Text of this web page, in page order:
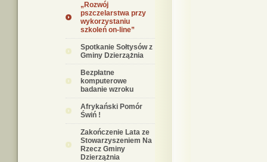
„Rozwój
pszczelarstwa przy
wykorzystaniu
szkoleń on-line”
Spotkanie Sołtysów z
Gminy Dzierzążnia
Bezpłatne
komputerowe
badanie wzroku
Afrykański Pomór
Świń !
Zakończenie Lata ze
Stowarzyszeniem Na
Rzecz Gminy
Dzierzążnia